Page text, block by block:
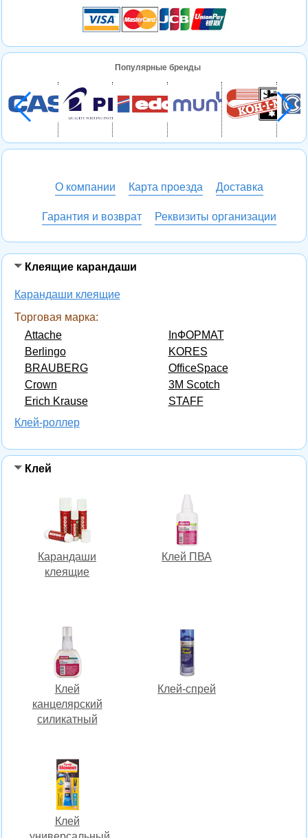
Клеящие карандаши
Карандаши клеящие
Торговая марка:
Attache
Berlingo
BRAUBERG
Crown
Erich Krause
InФОРМАТ
KORES
OfficeSpace
3M Scotch
STAFF
Клей-роллер
Клей
Карандаши
клеящие
Клей ПВА
Клей
канцелярский
силикатный
Клей-спрей
Клей
Популярные бренды
О компании Карта проезда Доставка
Гарантия и возврат Реквизиты организации